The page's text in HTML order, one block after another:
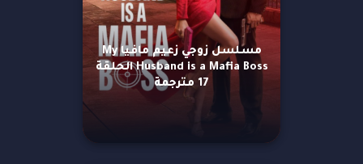
مسلسل زوجي زعيم مافيا My
Husband is a Mafia Boss الحلقة
17 مترجمة